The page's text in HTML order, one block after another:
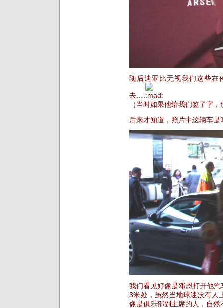
随后迪亚比无视我们这些在
去….
（当时如果他给我们签了字
后来才知道，照片中这辆车
我们看见好像是邓恩打开他
3米处，虽然当地球迷没有人
像是俱乐部副主席的人，自